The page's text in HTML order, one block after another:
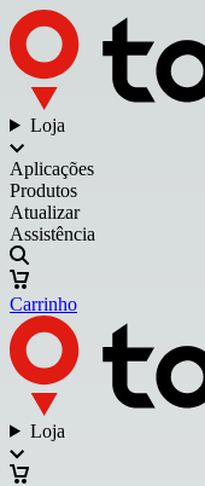
Loja
Aplicações
Produtos
Atualizar
Assistência
Carrinho
Loja